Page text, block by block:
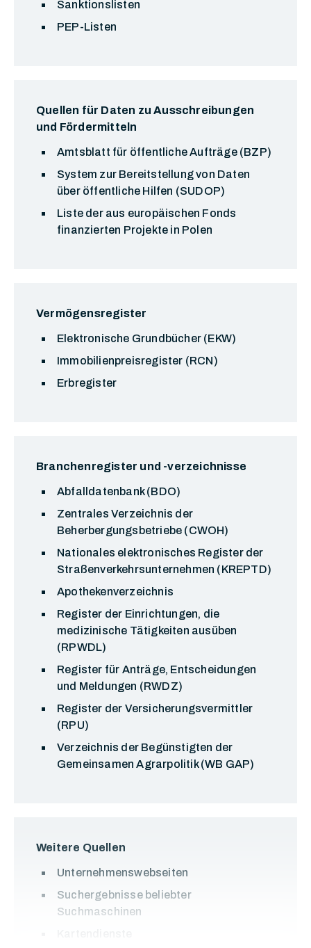
Sanktionslisten
PEP-Listen
Quellen für Daten zu Ausschreibungen
und Fördermitteln
Amtsblatt für öffentliche Aufträge (BZP)
System zur Bereitstellung von Daten
über öffentliche Hilfen (SUDOP)
Liste der aus europäischen Fonds
finanzierten Projekte in Polen
Vermögensregister
Elektronische Grundbücher (EKW)
Immobilienpreisregister (RCN)
Erbregister
Branchenregister und -verzeichnisse
Abfalldatenbank (BDO)
Zentrales Verzeichnis der
Beherbergungsbetriebe (CWOH)
Nationales elektronisches Register der
Straßenverkehrsunternehmen (KREPTD)
Apothekenverzeichnis
Register der Einrichtungen, die
medizinische Tätigkeiten ausüben
(RPWDL)
Register für Anträge, Entscheidungen
und Meldungen (RWDZ)
Register der Versicherungsvermittler
(RPU)
Verzeichnis der Begünstigten der
Gemeinsamen Agrarpolitik (WB GAP)
Weitere Quellen
Unternehmenswebseiten
Suchergebnisse beliebter
Suchmaschinen